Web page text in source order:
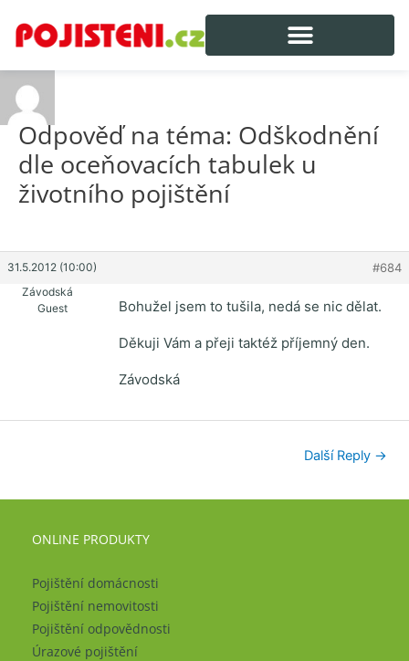
Odpověď na téma: Odškodnění
dle oceňovacích tabulek u
životního pojištění
31.5.2012 (10:00) #684
Závodská
Guest
Bohužel jsem to tušila, nedá se nic dělat.
Děkuji Vám a přeji taktéž příjemný den.
Závodská
Další Reply →
ONLINE PRODUKTY
Pojištění domácnosti
Pojištění nemovitosti
Pojištění odpovědnosti
Úrazové pojištění